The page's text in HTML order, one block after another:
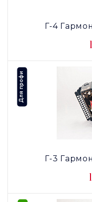
Г-4
Г-3
Для профи